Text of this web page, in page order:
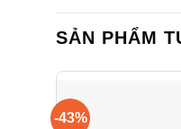
SẢN PHẨM
-43%